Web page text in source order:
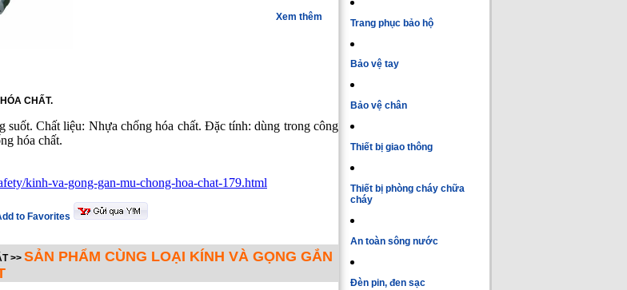
Xem thêm
CHẤT.
suốt. Chất liệu: Nhựa chống hóa chất. Đặc tính: dùng trong công
hóa chất.
kinh-va-gong-gan-mu-chong-hoa-chat-179.html
to Favorites
>> SẢN PHẨM CÙNG LOẠI KÍNH VÀ GỌNG GẮN
Trang phục bảo hộ
Bảo vệ tay
Bảo vệ chân
Thiết bị giao thông
Thiết bị phòng cháy chữa
cháy
An toàn sông nước
Đèn pin, đen sạc